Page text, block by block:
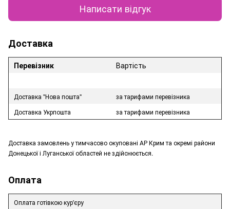
Написати відгук
Доставка
Перевізник Вартість
Доставка "Нова пошта"
за тарифами перевізника
Доставка Укрпошта
за тарифами перевізника
Доставка замовлень у тимчасово окуповані АР Крим та окремі райони
Донецької і Луганської областей не здійснюється.
Оплата
Оплата готівкою кур'єру